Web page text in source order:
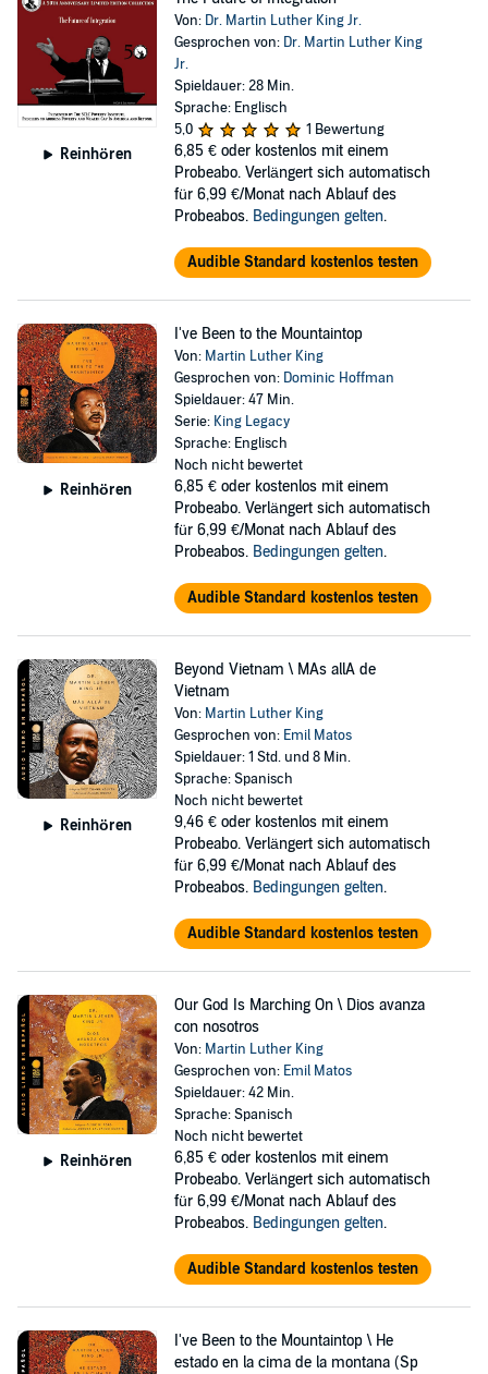
Reinhören
Von: Dr. Martin Luther King Jr.
Gesprochen von: Dr. Martin Luther King
Jr.
Spieldauer: 28 Min.
Sprache: Englisch
5,0
1 Bewertung
6,85 € oder kostenlos mit einem
Probeabo. Verlängert sich automatisch
für 6,99 €/Monat nach Ablauf des
Probeabos. Bedingungen gelten.
Audible Standard kostenlos testen
Reinhören
I've Been to the Mountaintop
Von: Martin Luther King
Gesprochen von: Dominic Hoffman
Spieldauer: 47 Min.
Serie: King Legacy
Sprache: Englisch
Noch nicht bewertet
6,85 € oder kostenlos mit einem
Probeabo. Verlängert sich automatisch
für 6,99 €/Monat nach Ablauf des
Probeabos. Bedingungen gelten.
Audible Standard kostenlos testen
Reinhören
Beyond Vietnam \ MAs allA de
Vietnam
Von: Martin Luther King
Gesprochen von: Emil Matos
Spieldauer: 1 Std. und 8 Min.
Sprache: Spanisch
Noch nicht bewertet
9,46 € oder kostenlos mit einem
Probeabo. Verlängert sich automatisch
für 6,99 €/Monat nach Ablauf des
Probeabos. Bedingungen gelten.
Audible Standard kostenlos testen
Reinhören
Our God Is Marching On \ Dios avanza
con nosotros
Von: Martin Luther King
Gesprochen von: Emil Matos
Spieldauer: 42 Min.
Sprache: Spanisch
Noch nicht bewertet
6,85 € oder kostenlos mit einem
Probeabo. Verlängert sich automatisch
für 6,99 €/Monat nach Ablauf des
Probeabos. Bedingungen gelten.
Audible Standard kostenlos testen
I've Been to the Mountaintop \ He
estado en la cima de la montana (Sp